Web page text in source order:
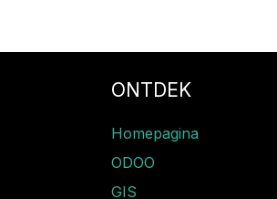
ONTDEK
Homepagina
ODOO
GIS